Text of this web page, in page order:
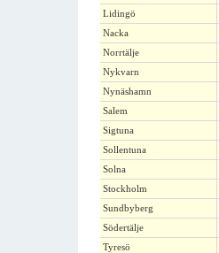
Lidingö
Nacka
Norrtälje
Nykvarn
Nynäshamn
Salem
Sigtuna
Sollentuna
Solna
Stockholm
Sundbyberg
Södertälje
Tyresö